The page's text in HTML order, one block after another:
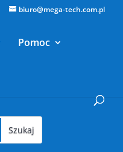
biuro@mega-tech.com.pl
Pomoc